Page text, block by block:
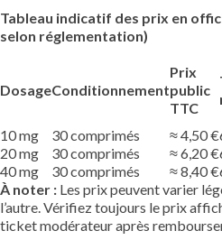
Tableau indicatif des prix en
selon réglementation)
DosageConditionnement
Prix
public
TTC
10 mg
30 comprimés ≈ 4,50 €
20 mg
30 comprimés ≈ 6,20 €
40 mg
30 comprimés ≈ 8,40 €
À noter : Les prix peuvent varier
l’autre. Vérifiez toujours le prix
ticket modérateur après